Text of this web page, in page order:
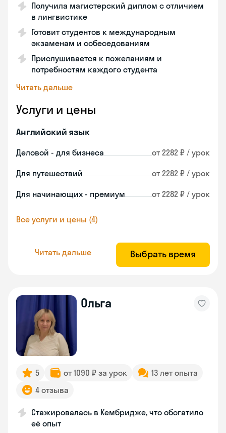
Получила магистерский диплом с отличием
в лингвистике
Готовит студентов к международным
экзаменам и собеседованиям
Прислушивается к пожеланиям и
потребностям каждого студента
Читать дальше
Услуги и цены
Английский язык
Деловой - для бизнеса от 2282 ₽ / урок
Для путешествий от 2282 ₽ / урок
Для начинающих - премиум от 2282 ₽ / урок
Все услуги и цены (4)
Читать дальше Выбрать время
Ольга
5 от 1090 ₽ за урок
13 лет опыта
4 отзыва
Стажировалась в Кембридже, что обогатило
её опыт